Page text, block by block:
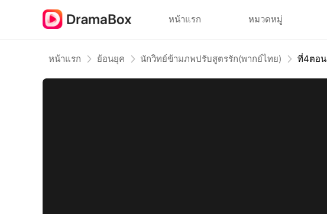
หน้าแรก หมวดหมู่
หน้าแรก ย้อนยุค นักวิทย์ข้ามภพปรับสูตรรัก(พากย์ไทย) ที่4ตอน